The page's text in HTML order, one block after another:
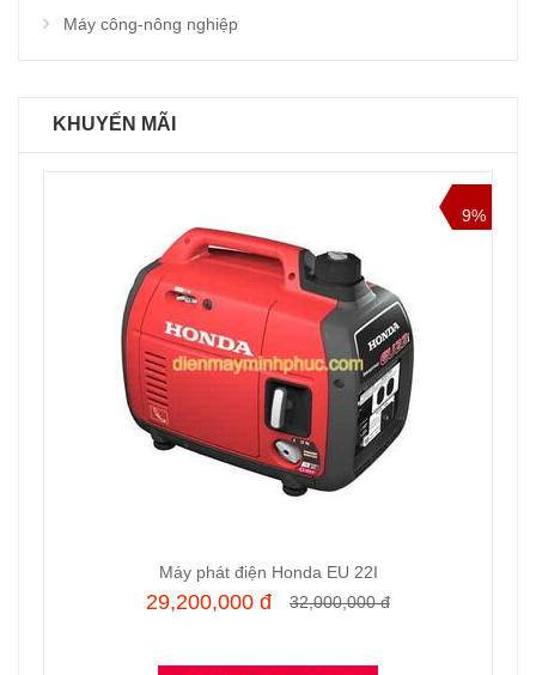
Máy công-nông nghiệp
KHUYẾN MÃI
9%
Máy phát điện Honda EU 22I
29,200,000 đ 32,000,000 đ